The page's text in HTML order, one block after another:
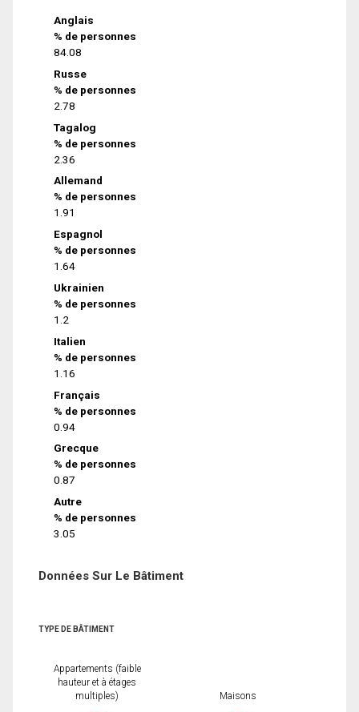
Anglais
% de personnes
84.08
Russe
% de personnes
2.78
Tagalog
% de personnes
2.36
Allemand
% de personnes
1.91
Espagnol
% de personnes
1.64
Ukrainien
% de personnes
1.2
Italien
% de personnes
1.16
Français
% de personnes
0.94
Grecque
% de personnes
0.87
Autre
% de personnes
3.05
Données Sur Le Bâtiment
TYPE DE BÂTIMENT
Appartements (faible
hauteur et à étages
multiples)
Maisons